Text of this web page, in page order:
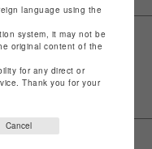
ジョー】ポーチ ブルー
language using the
system, it may not be
original content of the
for any direct or
Thank you for your
Cancel